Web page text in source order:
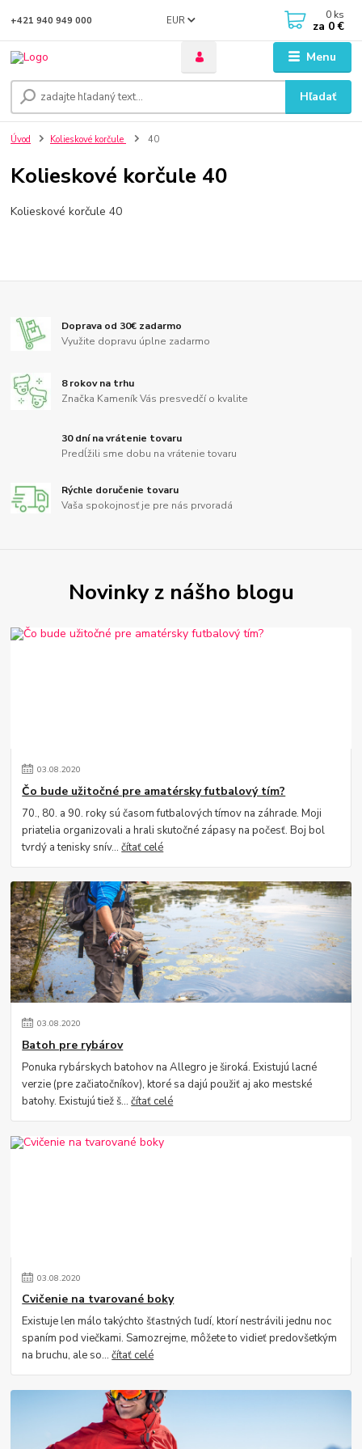
Menu
EUR
Hľadať
+421 940 949 000 0 ks
za 0 €
Úvod Kolieskové korčule 40
Kolieskové korčule 40
Kolieskové korčule 40
Doprava od 30€ zadarmo
Využite dopravu úplne zadarmo
8 rokov na trhu
Značka Kameník Vás presvedčí o kvalite
30 dní na vrátenie tovaru
Predĺžili sme dobu na vrátenie tovaru
Rýchle doručenie tovaru
Vaša spokojnosť je pre nás prvoradá
Novinky z nášho blogu
03.08.2020
Čo bude užitočné pre amatérsky futbalový tím?
70., 80. a 90. roky sú časom futbalových tímov na záhrade. Moji
priatelia organizovali a hrali skutočné zápasy na počesť. Boj bol
tvrdý a tenisky snív...čítať celé
03.08.2020
Batoh pre rybárov
Ponuka rybárskych batohov na Allegro je široká. Existujú lacné
verzie (pre začiatočníkov), ktoré sa dajú použiť aj ako mestské
batohy. Existujú tiež š...čítať celé
03.08.2020
Cvičenie na tvarované boky
Existuje len málo takýchto šťastných ľudí, ktorí nestrávili jednu noc
spaním pod viečkami. Samozrejme, môžete to vidieť predovšetkým
na bruchu, ale so...čítať celé